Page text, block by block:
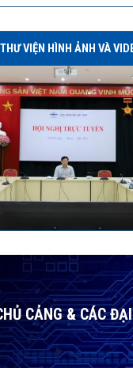
VIỆN HÌNH ẢNH VÀ
CẢNG & CÁC